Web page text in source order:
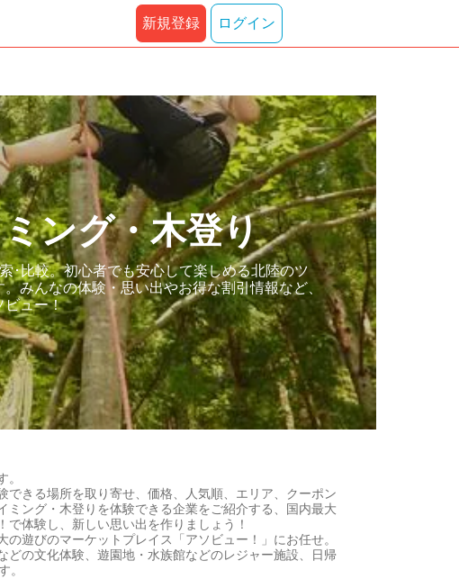
新規登録 ログイン
ング・木登り
･比較。初心者でも安心して楽しめる北陸のツ
みんなの体験・思い出やお得な割引情報など、
ビュー！
きる場所を取り寄せ、価格、人気順、エリア、クーポン
ング・木登りを体験できる企業をご紹介する、国内最大
体験し、新しい思い出を作りましょう！
遊びのマーケットプレイス「アソビュー！」にお任せ。
の文化体験、遊園地・水族館などのレジャー施設、日帰
。